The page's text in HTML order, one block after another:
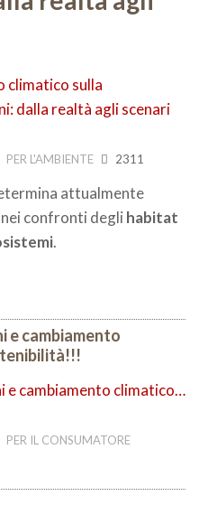
PER L'AMBIENTE 2311
attualmente
confronti degli habitat
.
e cambiamento
PER IL CONSUMATORE